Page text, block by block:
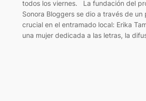
todos los viernes. La fundación del
Sonora Bloggers se dio a través de un
crucial en el entramado local: Erika
una mujer dedicada a las letras, la